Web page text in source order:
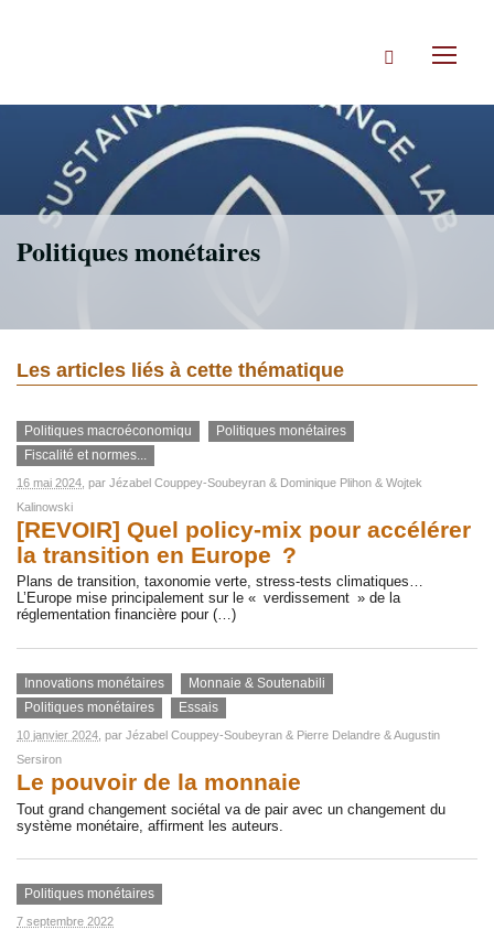
Rechercher
Politiques monétaires
Les articles liés à cette thématique
Politiques macroéconomiqu
Politiques monétaires
Fiscalité et normes...
16 mai 2024 , par Jézabel Couppey-Soubeyran & Dominique Plihon & Wojtek
Kalinowski
[REVOIR] Quel policy-mix pour accélérer
la transition en Europe ?
Plans de transition, taxonomie verte, stress-tests climatiques…
L’Europe mise principalement sur le « verdissement » de la
réglementation financière pour (…)
Innovations monétaires
Monnaie & Soutenabili
Politiques monétaires
Essais
10 janvier 2024 , par Jézabel Couppey-Soubeyran & Pierre Delandre &Augustin
Sersiron
Le pouvoir de la monnaie
Tout grand changement sociétal va de pair avec un changement du
système monétaire, affirment les auteurs.
Politiques monétaires
7 septembre 2022